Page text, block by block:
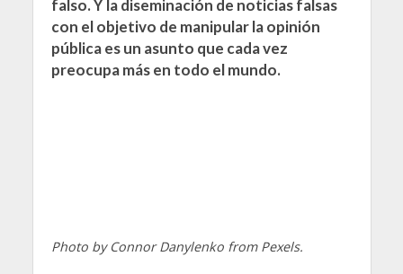
falso. Y la diseminación de noticias falsas
con el objetivo de manipular la opinión
pública es un asunto que cada vez
preocupa más en todo el mundo.
Photo by Connor Danylenko from Pexels.